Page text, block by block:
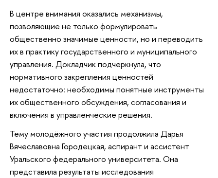
В центре внимания оказались механизмы,
позволяющие не только формулировать
общественно значимые ценности, но и переводить
их в практику государственного и муниципального
управления. Докладчик подчеркнула, что
нормативного закрепления ценностей
недостаточно: необходимы понятные инструменты
их общественного обсуждения, согласования и
включения в управленческие решения.
Тему молодёжного участия продолжила Дарья
Вячеславовна Городецкая, аспирант и ассистент
Уральского федерального университета. Она
представила результаты исследования